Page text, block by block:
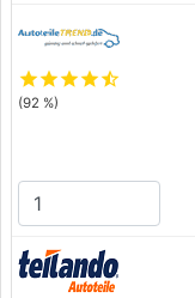
starstarstarstarstar_half
(92 %)